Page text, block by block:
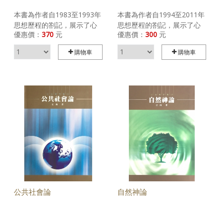
本書為作者自1983至1993年
思想歷程的劄記，展示了心
路的坎坷與艱辛，亦充滿少
小時的輕浮與狂躁，或許還
是20世紀50年代出生的畸形
是無法止步停息的，超越自
我，超越曾經，接續普適
性，恰正是智慧能動的必
然。書中所記，也正是這一
曾經、這一超越的完整。
優惠價： 370 元
購物車
本書為作者自1994至2011年
思想歷程的劄記，展示了心
路的坎坷與艱辛，亦充滿少
小時的輕浮與狂躁，或許還
是20世紀50年代出生的畸形
是無法止步停息的，超越自
我，超越曾經，接續普適
性，恰正是智慧能動的必
然。書中所記，也正是這一
曾經、這一超越的完整。
優惠價： 300元
購物車
公共社會論 自然神論